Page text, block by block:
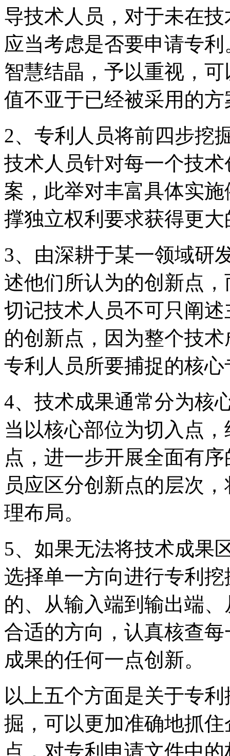
导技术人员，对于未在
应当考虑是否要申请专
智慧结晶，予以重视，
值不亚于已经被采用的
2、专利人员将前四步挖
技术人员针对每一个技
案，此举对丰富具体实
撑独立权利要求获得更
3、由深耕于某一领域研
述他们所认为的创新点
切记技术人员不可只阐
的创新点，因为整个技
专利人员所要捕捉的核心
4、技术成果通常分为核
当以核心部位为切入点
点，进一步开展全面有
员应区分创新点的层次
理布局。
5、如果无法将技术成果
选择单一方向进行专利
的、从输入端到输出端
合适的方向，认真核查
成果的任何一点创新。
以上五个方面是关于专
掘，可以更加准确地抓
点，对专利申请文件中